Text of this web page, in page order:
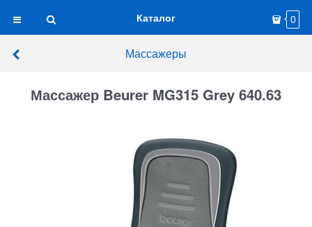
Каталог 0
Массажеры
Массажер Beurer MG315 Grey 640.63